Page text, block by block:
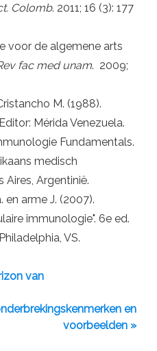
Colomb. 2011; 16 (3): 177
voor de algemene arts
fac med unam. 2009;
M. (1988).
Mérida Venezuela.
Fundamentals.
medisch
Aires, Argentinië.
arme J. (2007).
immunologie". 6e ed.
VS.
van
en
voorbeelden »